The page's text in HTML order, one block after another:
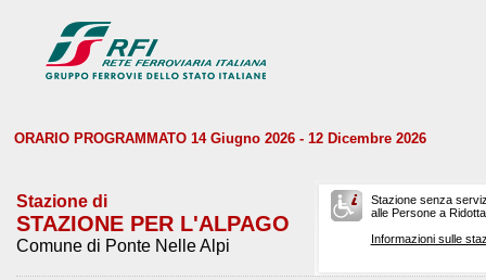
ORARIO PROGRAMMATO 14 Giugno 2026 - 12 Dicembre 2026
Stazione di
STAZIONE PER L'ALPAGO
Comune di Ponte Nelle Alpi
Stazione senza
alle Persone a
Informazioni sulle